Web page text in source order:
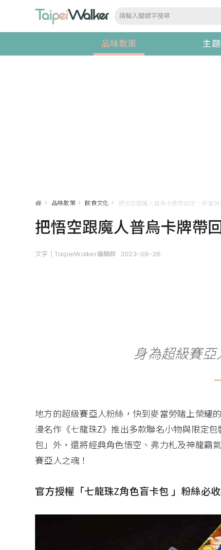
品味散策 主
> 品味散策 > 飲食文化 > 把悟空跟魔人普烏卡牌帶回家！麥當
把悟空跟魔人普烏卡牌帶
文字｜TaipeiWalker編輯群 2023-09-26
身為超級賽亞
地方的超級賽亞人粉絲，快到麥當勞賭上榮耀
漫名作《七龍珠Z》推出多款聯名小物與限定
包」外，還將經典角色悟空、弗力札及神龍霸
賽亞人之魂！
官方授權「七龍珠Z角色盲卡包 」粉絲必